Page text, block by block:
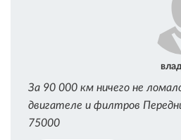
За 90 000 км ничего не
двигателе и филтров
75000